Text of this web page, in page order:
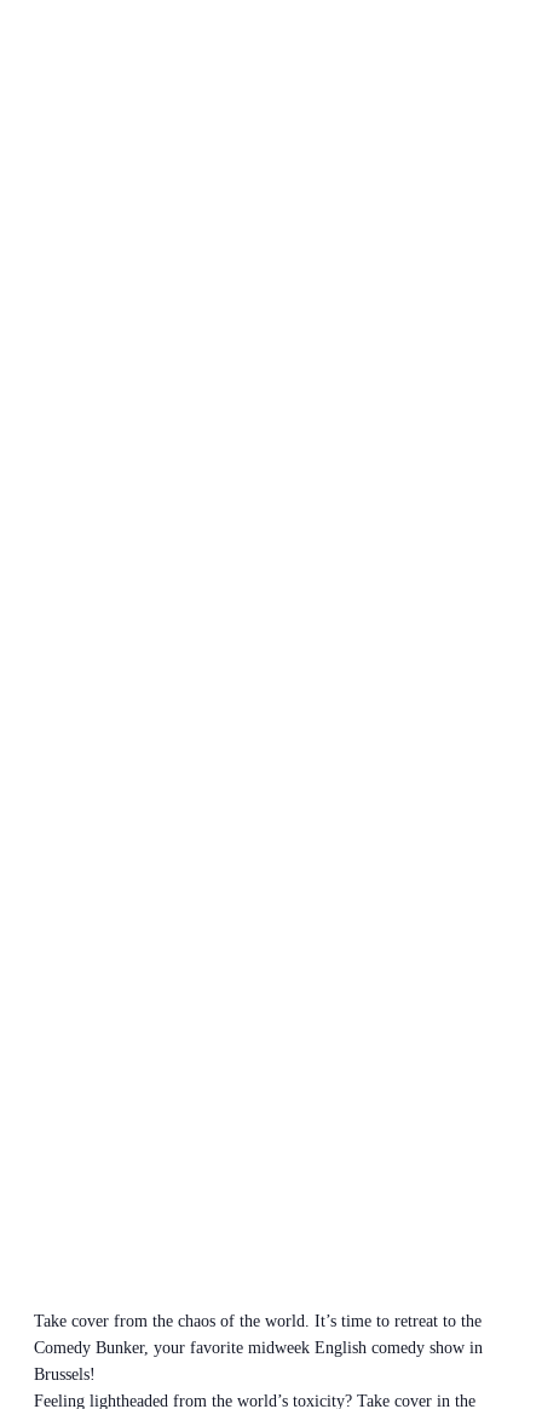
Take cover from the chaos of the world. It’s time to retreat to the
Comedy Bunker, your favorite midweek English comedy show in
Brussels!
Feeling lightheaded from the world’s toxicity? Take cover in the